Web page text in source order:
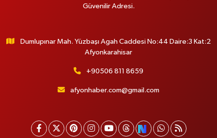
Güvenilir Adresi.
Dumlupınar Mah. Yüzbaşı Agah Caddesi No:44 Daire:3 Kat:2
Afyonkarahisar
+90506 811 8659
afyonhaber.com@gmail.com